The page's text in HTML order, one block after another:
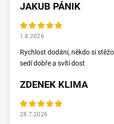
JAKUB PÁNIK
1.8.2026
Rychlost dodání, někdo si
sedí dobře a svítí dost
ZDENEK KLIMA
28.7.2026